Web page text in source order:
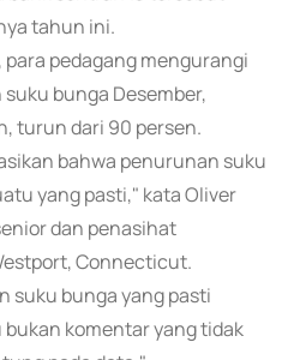
tahun ini.
pedagang mengurangi
bunga Desember,
turun dari 90 persen.
bahwa penurunan suku
yang pasti," kata Oliver
dan penasihat
Connecticut.
suku bunga yang pasti
bukan komentar yang tidak